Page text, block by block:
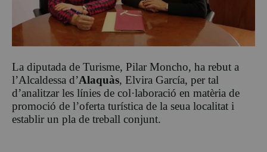
La diputada de Turisme, Pilar Moncho, ha rebut a
l’Alcaldessa d’Alaquàs, Elvira García, per tal
d’analitzar les línies de col·laboració en matèria de
promoció de l’oferta turística de la seua localitat i
establir un pla de treball conjunt.